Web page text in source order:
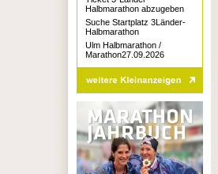
Halbmarathon abzugeben
Suche Startplatz 3Länder-
Halbmarathon
Ulm Halbmarathon /
Marathon27.09.2026